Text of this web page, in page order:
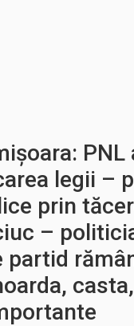
PNL
legii –
prin
–
partid